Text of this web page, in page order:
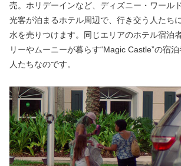
売。ホリデーインなど、ディズニー・ワール
光客が泊まるホテル周辺で、行き交う人たち
水を売りつけます。同じエリアのホテル宿泊
リーやムーニーが暮らす“Magic Castle”の宿
人たちなのです。